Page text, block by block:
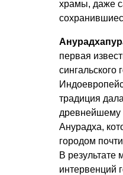
храмы, даже
первая
сингальского
традиция
древнейшему
Анурадха,
городом
В результате
интервенций